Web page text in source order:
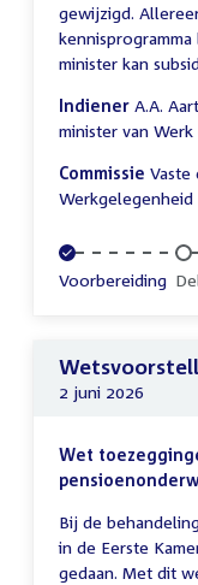
gewijzigd.
minister kan
Indiener A.A.
minister van
Commissie Vaste
Werkgelegenheid
Voltooid:
Voorbereiding
2 juni 2026
Wet
Bij de
in de Eerste
gedaan. Met dit